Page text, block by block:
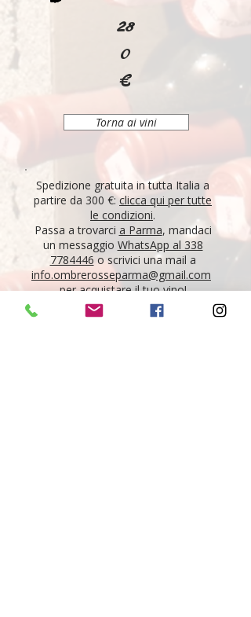
28
0
€
Torna ai vini
Spedizione gratuita in tutta Italia a
partire da 300 €:clicca qui per tutte
le condizioni.
Passa a trovarci a Parma, mandaci
un messaggio WhatsApp al 338
7784446 o scrivici una mail a
info.ombrerosseparma@gmail.com
per acquistare il tuo vino!
"Tutti i vini della nostra cantina derivano da un